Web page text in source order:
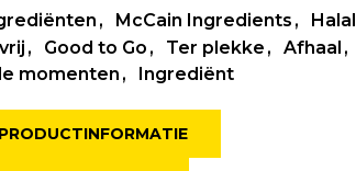
McCain Ingredients
Halal
Good to Go Ter plekke
Afhaal
momenten
Ingrediënt